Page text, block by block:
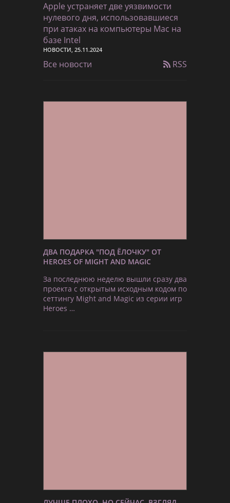
Apple устраняет две уязвимости
нулевого дня, использовавшиеся
при атаках на компьютеры Mac на
базе Intel
НОВОСТИ, 25.11.2024
Все новости RSS
ДВА ПОДАРКА "ПОД ЁЛОЧКУ" ОТ
HEROES OF MIGHT AND MAGIC
За последнюю неделю вышли сразу два
проекта с открытым исходным кодом по
сеттингу Might and Magic из серии игр
Heroes …